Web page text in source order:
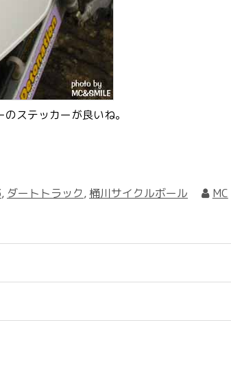
ステッカーが良いね。
, ダートトラック, 桶川サイクルボール MC